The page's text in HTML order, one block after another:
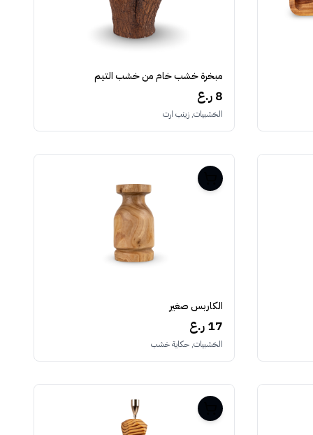
مبخرة خشب خام من خشب التيم
8 ر.ع
الخشبيات, زينب ارت
الكاربس صغير
17 ر.ع
الخشبيات, حكاية خشب